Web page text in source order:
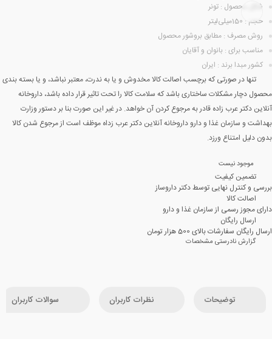
شکل محصول : تونر
حجم : 150میلی‌لیتر
روش مصرف : مطابق بروشور محصول
مناسب برای : بانوان و آقایان
کشور مبدا برند : ایران
تنها در صورتی که برچسب اصالت کالا مخدوش و یا به ندرت، معتبر نباشد، و یا بسته بندی
محصول دچار مشکلات ساختاری باشد که سلامت کالا را تحت تاثیر قرار داده باشد، داروخانه
آنلاین دکتر عرب زاده قادر به مرجوع کردن آن خواهد. در غیر این صورت بنا بر دستور وزارت
بهداشت و سازمان غذا و دارو داروخانه آنلاین دکتر عرب زداه موظف است از مرجوع شدن کالا
بدون دلیل امتناع ورزد.
موجود نیست
تضمین کیفیت
بررسی و کنترل نهایی توسط دکتر داروساز
اصالت کالا
دارای مجوز رسمی از سازمان غذا و دارو
ارسال رایگان
ارسال رایگان سفارشات بالای 500 هزار تومان
گزارش نادرستی مشخصات
توضیحات نظرات کاربران سوالات کاربران